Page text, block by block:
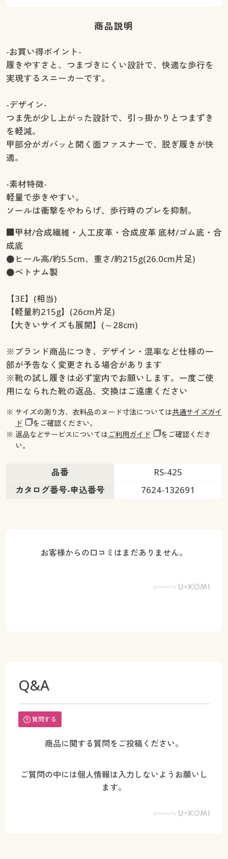
商品説明
-お買い得ポイント-
履きやすさと、つまづきにくい設計で、快適な歩行を
実現するスニーカーです。
-デザイン-
つま先が少し上がった設計で、引っ掛かりとつまずき
を軽減。
甲部分がガバッと開く面ファスナーで、脱ぎ履きが快
適。
-素材特徴-
軽量で歩きやすい。
ソールは衝撃をやわらげ、歩行時のブレを抑制。
■甲材/合成繊維・人工皮革・合成皮革 底材/ゴム底・合
成底
●ヒール高/約5.5cm、重さ/約215g(26.0cm片足)
●ベトナム製
【3E】(相当)
【軽量約215g】(26cm片足)
【大きいサイズも展開】(～28cm)
※ブランド商品につき、デザイン・混率など仕様の一
部が予告なく変更される場合があります
※靴の試し履きは必ず室内でお願いします。一度ご使
用になられた靴の返品、交換はご遠慮ください
※ サイズの測り方、衣料品のヌード寸法については共通サイズガイ
ド
をご確認ください。
※ 返品などサービスについてはご利用ガイド
をご確認くださ
い。
品番
RS-425
カタログ番号-申込番号
7624-132691
お客様からの口コミはまだありません。
Q&A
質問する
商品に関する質問をご投稿ください。
ご質問の中には個人情報は入力しないようお願いし
ます。